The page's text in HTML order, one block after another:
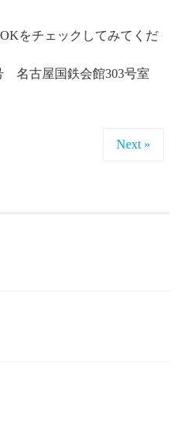
をチェックしてみてくだ
名古屋国鉄会館303号室
Next »